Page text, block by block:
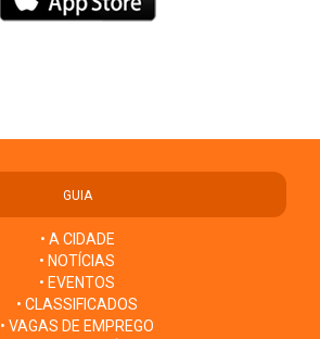
GUIA
• A CIDADE
• NOTÍCIAS
• EVENTOS
• CLASSIFICADOS
• VAGAS DE EMPREGO